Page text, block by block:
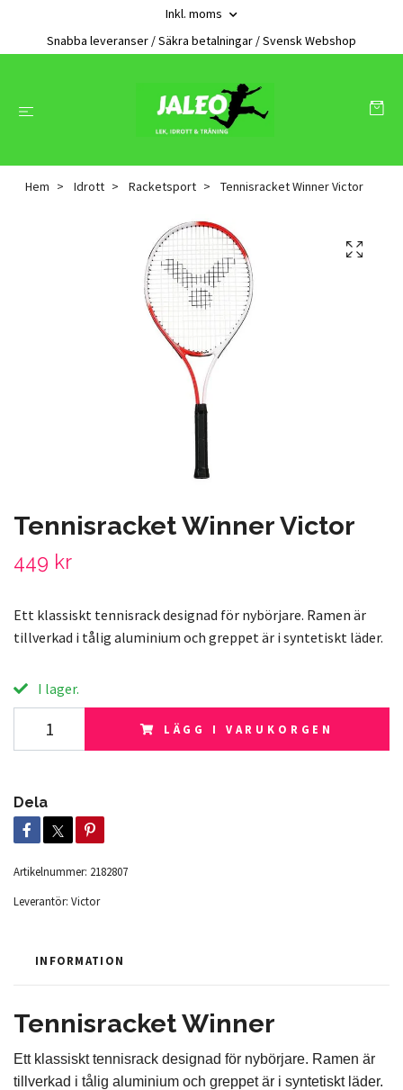
Inkl. moms
Snabba leveranser / Säkra betalningar / Svensk Webshop
Hem Idrott Racketsport Tennisracket Winner Victor
Tennisracket Winner Victor
449 kr
Ett klassiskt tennisrack designad för nybörjare. Ramen är
tillverkad i tålig aluminium och greppet är i syntetiskt läder.
I lager.
LÄGG I VARUKORGEN
Dela
Artikelnummer: 2182807
Leverantör: Victor
INFORMATION
Tennisracket Winner
Ett klassiskt tennisrack designad för nybörjare. Ramen är
tillverkad i tålig aluminium och greppet är i syntetiskt läder.